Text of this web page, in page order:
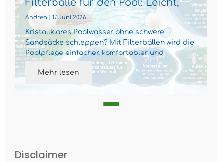
Filterbälle für den Pool: Leicht,
effizient und nachhaltig
Andrea | 17. Juni 2026
Kristallklares Poolwasser ohne schwere
Sandsäcke schleppen? Mit Filterbällen wird die
Poolpflege einfacher, komfortabler und
gleichzeitig nachhaltiger...
Mehr lesen
Disclaimer